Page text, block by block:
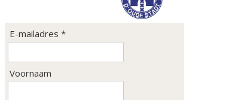
E-mailadres *
Voornaam